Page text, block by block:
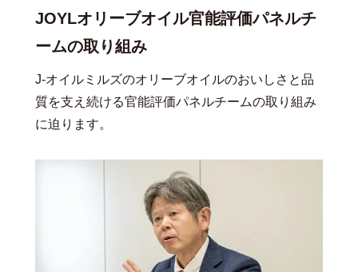
JOYLオリーブオイル官能評価パネルチ
ームの取り組み
J-オイルミルズのオリーブオイルのおいしさと品
質を支え続ける官能評価パネルチームの取り組み
に迫ります。